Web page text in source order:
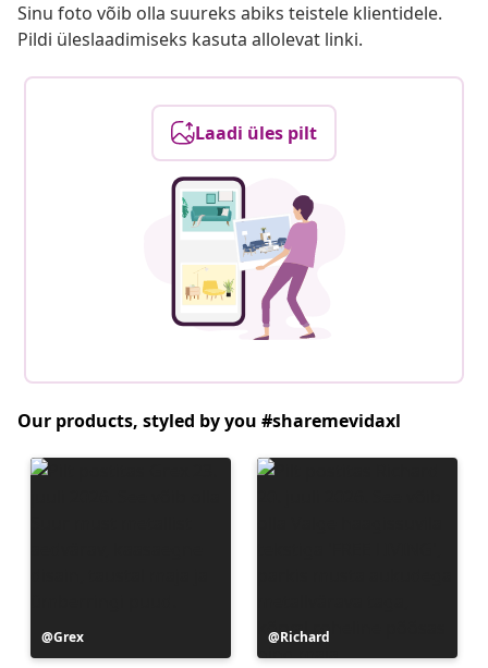
Sinu foto võib olla suureks abiks teistele klientidele.
Pildi üleslaadimiseks kasuta allolevat linki.
Laadi üles pilt
Our products, styled by you #sharemevidaxl
Postitus
avaldatud
Grex
Postitus
avaldatud
Richard